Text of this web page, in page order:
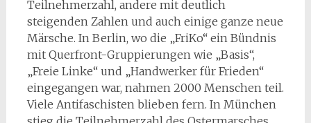
Teilnehmerzahl, andere mit deutlich
steigenden Zahlen und auch einige ganze neue
Märsche. In Berlin, wo die „FriKo“ ein Bündnis
mit Querfront-Gruppierungen wie „Basis“,
„Freie Linke“ und „Handwerker für Frieden“
eingegangen war, nahmen 2000 Menschen teil.
Viele Antifaschisten blieben fern. In München